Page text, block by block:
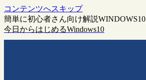
コンテンツへスキップ
簡単に初心者さん向け解説WINDOWS10
今日からはじめるWindows10